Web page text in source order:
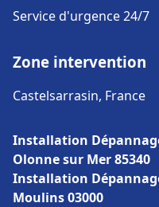
Service d'urgence 24/7
Zone intervention
Castelsarrasin, France
Installation
Olonne sur Mer 85340
Installation
Moulins 03000